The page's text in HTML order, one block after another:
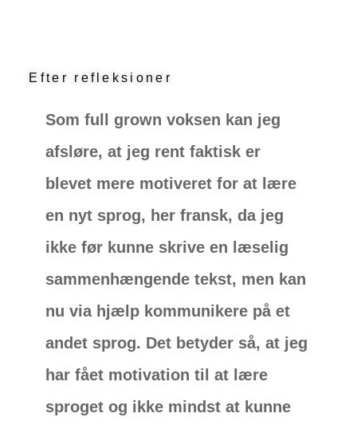
Efter refleksioner
Som full grown voksen kan jeg
afsløre, at jeg rent faktisk er
blevet mere motiveret for at lære
en nyt sprog, her fransk, da jeg
ikke før kunne skrive en læselig
sammenhængende tekst, men kan
nu via hjælp kommunikere på et
andet sprog. Det betyder så, at jeg
har fået motivation til at lære
sproget og ikke mindst at kunne